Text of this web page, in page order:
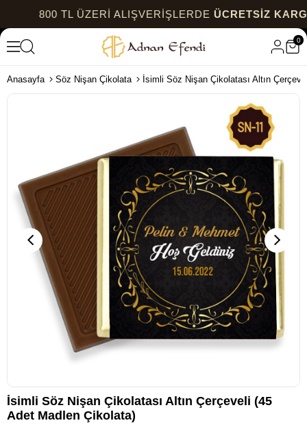
TL ÜZERİ ALIŞVERİŞLERDEÜCRETSİZ KARGO
0
Anasayfa Söz Nişan Çikolata
İsimli Söz Nişan Çikolatası Altın Çerçeveli (45
Adet Madlen Çikolata)